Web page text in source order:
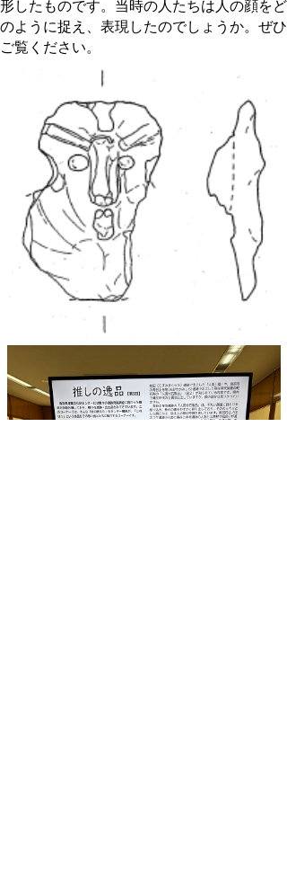
形したものです。当時の人たちは人の顔をど
のように捉え、表現したのでしょうか。ぜひ
ご覧ください。